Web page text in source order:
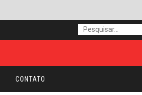
CONTATO